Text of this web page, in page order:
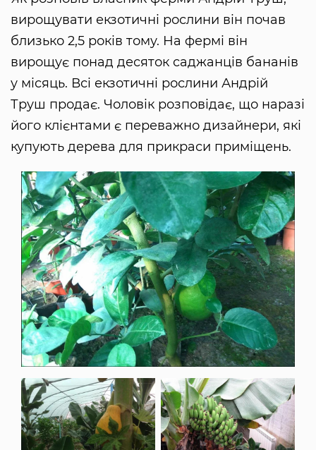
вирощувати екзотичні рослини він почав
близько 2,5 років тому. На фермі він
вирощує понад десяток саджанців бананів
у місяць. Всі екзотичні рослини Андрій
Труш продає. Чоловік розповідає, що наразі
його клієнтами є переважно дизайнери, які
купують дерева для прикраси приміщень.